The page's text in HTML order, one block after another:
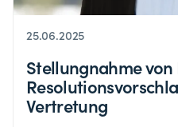
25.06.2025
Stellungnahme
Vertretung